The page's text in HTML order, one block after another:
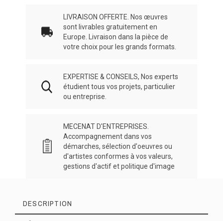
LIVRAISON OFFERTE. Nos œuvres
sont livrables gratuitement en
Europe. Livraison dans la pièce de
votre choix pour les grands formats.
EXPERTISE & CONSEILS, Nos experts
étudient tous vos projets, particulier
ou entreprise.
MECENAT D'ENTREPRISES.
Accompagnement dans vos
démarches, sélection d'oeuvres ou
d'artistes conformes à vos valeurs,
gestions d'actif et politique d'image
DESCRIPTION